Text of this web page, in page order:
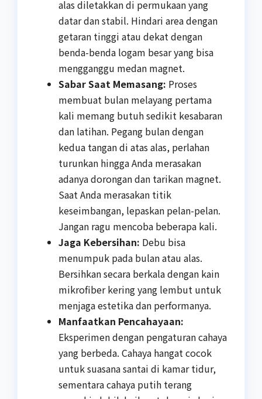
alas diletakkan di permukaan yang
datar dan stabil. Hindari area dengan
getaran tinggi atau dekat dengan
benda-benda logam besar yang bisa
mengganggu medan magnet.
Sabar Saat Memasang: Proses
membuat bulan melayang pertama
kali memang butuh sedikit kesabaran
dan latihan. Pegang bulan dengan
kedua tangan di atas alas, perlahan
turunkan hingga Anda merasakan
adanya dorongan dan tarikan magnet.
Saat Anda merasakan titik
keseimbangan, lepaskan pelan-pelan.
Jangan ragu mencoba beberapa kali.
Jaga Kebersihan: Debu bisa
menumpuk pada bulan atau alas.
Bersihkan secara berkala dengan kain
mikrofiber kering yang lembut untuk
menjaga estetika dan performanya.
Manfaatkan Pencahayaan:
Eksperimen dengan pengaturan cahaya
yang berbeda. Cahaya hangat cocok
untuk suasana santai di kamar tidur,
sementara cahaya putih terang